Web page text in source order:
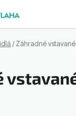
/ Záhradné